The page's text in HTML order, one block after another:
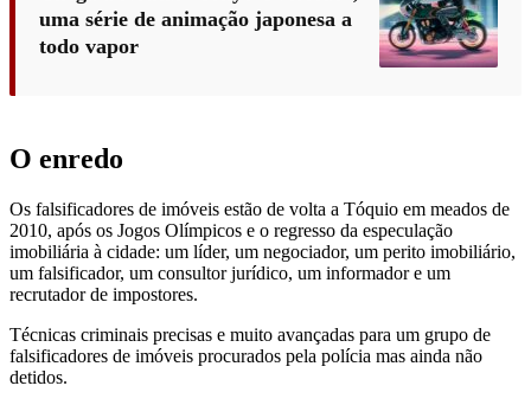
uma série de animação japonesa a
todo vapor
O enredo
Os falsificadores de imóveis estão de volta a Tóquio em meados de
2010, após os Jogos Olímpicos e o regresso da especulação
imobiliária à cidade: um líder, um negociador, um perito imobiliário,
um falsificador, um consultor jurídico, um informador e um
recrutador de impostores.
Técnicas criminais precisas e muito avançadas para um grupo de
falsificadores de imóveis procurados pela polícia mas ainda não
detidos.